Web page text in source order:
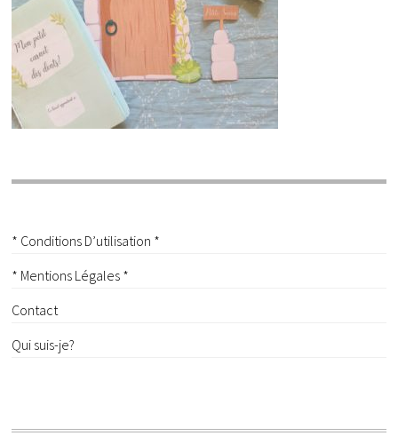
* Conditions D’utilisation *
* Mentions Légales *
Contact
Qui suis-je?